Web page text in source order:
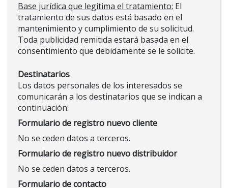
Base jurídica que legitima el tratamiento: El
tratamiento de sus datos está basado en el
mantenimiento y cumplimiento de su solicitud.
Toda publicidad remitida estará basada en el
consentimiento que debidamente se le solicite.
Destinatarios
Los datos personales de los interesados se
comunicarán a los destinatarios que se indican a
continuación:
Formulario de registro nuevo cliente
No se ceden datos a terceros.
Formulario de registro nuevo distribuidor
No se ceden datos a terceros.
Formulario de contacto